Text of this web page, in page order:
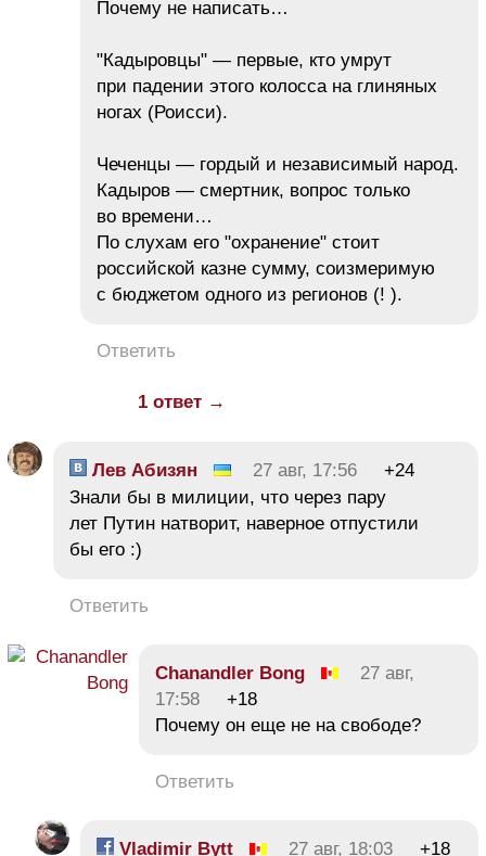
Почему не написать…
"Кадыровцы" — первые, кто умрут
при падении этого колосса на глиняных
ногах (Роисси).
Чеченцы — гордый и независимый народ.
Кадыров — смертник, вопрос только
во времени…
По слухам его "охранение" стоит
российской казне сумму, соизмеримую
с бюджетом одного из регионов (! ).
Ответить
1 ответ →
Лев Абизян 27 авг, 17:56
+24
Знали бы в милиции, что через пару
лет Путин натворит, наверное отпустили
бы его :)
Ответить
Chanandler Bong
27 авг,
17:58
+18
Почему он еще не на свободе?
Ответить
Vladimir Bytt 27 авг, 18:03 +18